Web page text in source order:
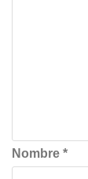
Nombre *